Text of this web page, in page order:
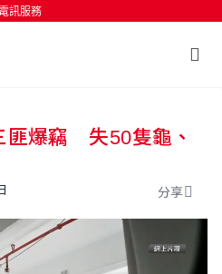
訊服務
鍵開始搜尋
匪爆竊 失50隻龜、
分享